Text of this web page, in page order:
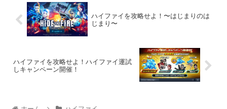
ハイファイを攻略せよ！〜はじまりのは
じまり〜
ハイファイを攻略せよ！ハイファイ運試
しキャンペーン開催！